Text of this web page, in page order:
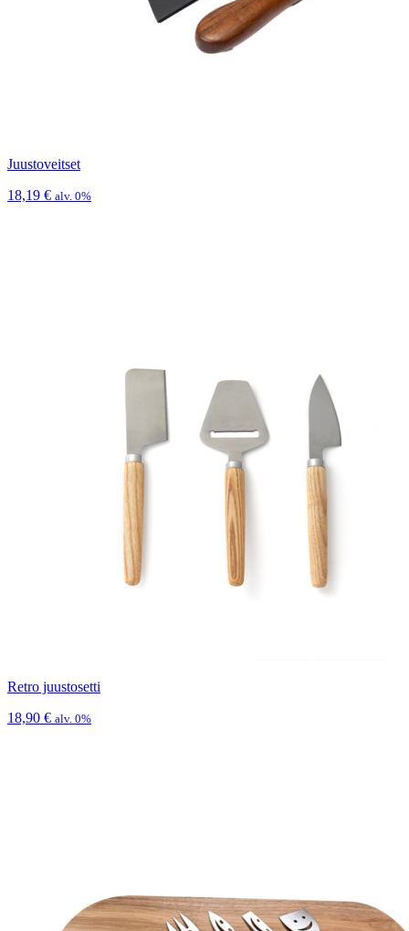
Juustoveitset
18,19 € alv. 0%
Retro juustosetti
18,90 € alv. 0%